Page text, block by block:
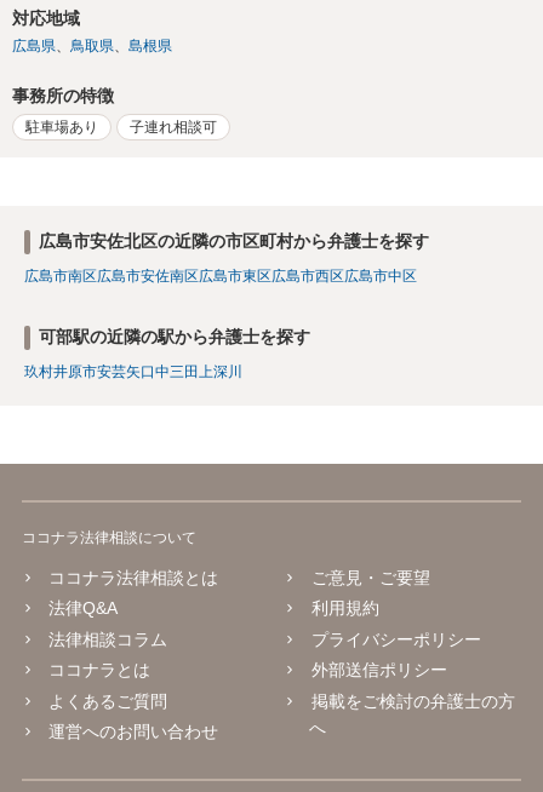
対応地域
広島県 鳥取県 島根県
事務所の特徴
駐車場あり 子連れ相談可
広島市安佐北区の近隣の市区町村から弁護士を探す
広島市南区広島市安佐南区広島市東区広島市西区広島市中区
可部駅の近隣の駅から弁護士を探す
玖村井原市安芸矢口中三田 上深川
ココナラ法律相談について
ココナラ法律相談とは
法律Q&A
法律相談コラム
ココナラとは
よくあるご質問
運営へのお問い合わせ
ご意見・ご要望
利用規約
プライバシーポリシー
外部送信ポリシー
掲載をご検討の弁護士の方
へ